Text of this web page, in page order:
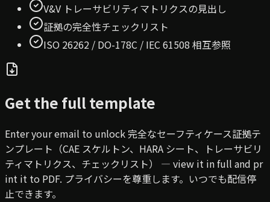
V&V トレーサビリティマトリクスの見出し
証拠の完全性チェックリスト
ISO 26262 / DO-178C / IEC 61508 相互参照
Get the full template
Enter your email to unlock 完全なセーフティケース証拠テ
ンプレート（CAE スケルトン、HARA シート、トレーサビリ
ティマトリクス、チェックリスト）
— view it in full and pr
int it to PDF. プライバシーを尊重します。いつでも配信停
止できます。